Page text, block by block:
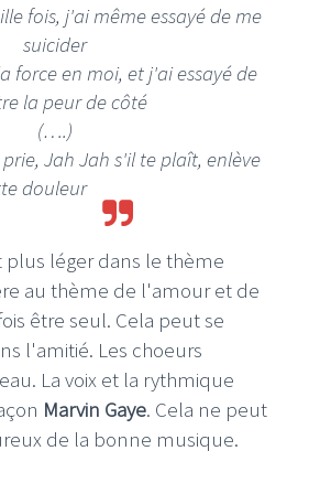
fois, j'ai même essayé de me
suicider
force en moi, et j'ai essayé de
la peur de côté
(….)
Jah Jah s'il te plaît, enlève
douleur
plus léger dans le thème
au thème de l'amour et de
être seul. Cela peut se
l'amitié. Les choeurs
La voix et la rythmique
Marvin Gaye. Cela ne peut
de la bonne musique.